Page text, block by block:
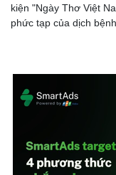
kiện "Ngày Thơ Việt
phức tạp của dịch